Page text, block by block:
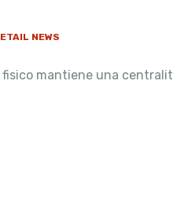
NEWS
mantiene una